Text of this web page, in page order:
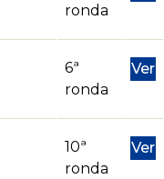
ronda
6ª
ronda
Ver
10ª
ronda
Ver